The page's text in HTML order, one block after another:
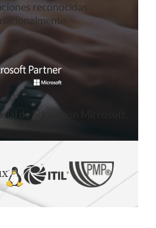
reconocidas
de Educación Microsoft.